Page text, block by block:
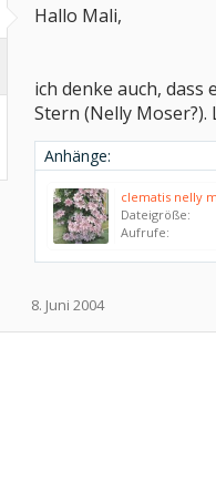
Hallo Mali,
ich denke auch,
Stern (Nelly
Anhänge:
clematis nelly
Dateigröße:
Aufrufe:
8. Juni 2004